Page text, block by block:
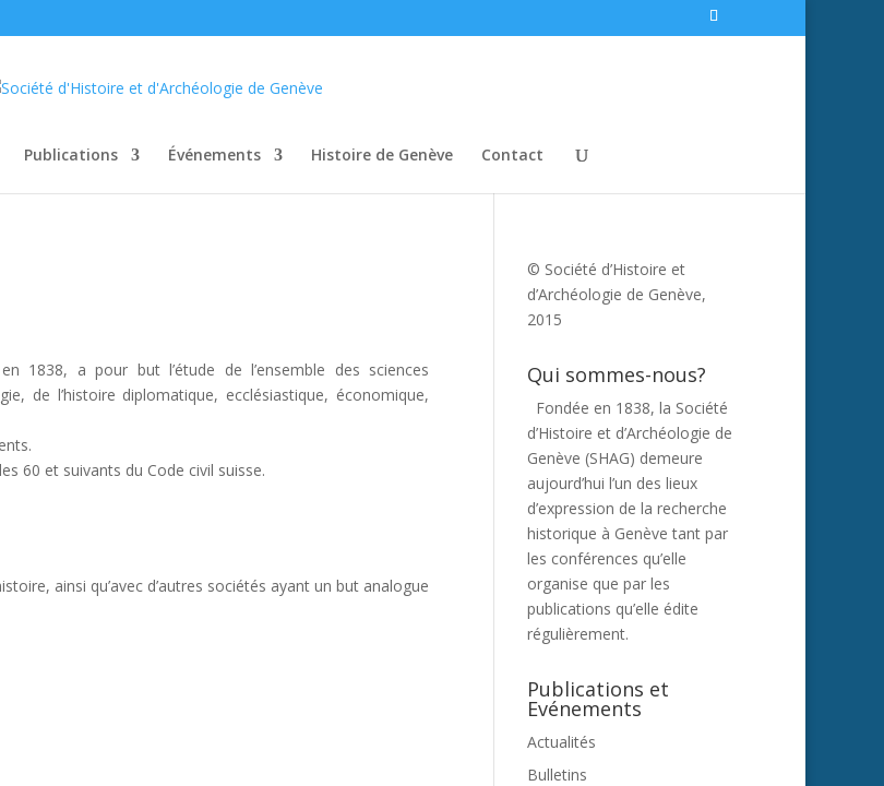
Publications Événements Histoire de Genève Contact
1838, a pour but l’étude de l’ensemble des sciences
de l’histoire diplomatique, ecclésiastique, économique,
60 et suivants du Code civil suisse.
ainsi qu’avec d’autres sociétés ayant un but analogue
© Société d’Histoire et
d’Archéologie de Genève,
2015
Qui sommes-nous?
Fondée en 1838, la Société
d’Histoire et d’Archéologie de
Genève (SHAG) demeure
aujourd’hui l’un des lieux
d’expression de la recherche
historique à Genève tant par
les conférences qu’elle
organise que par les
publications qu’elle édite
régulièrement.
Publications et
Evénements
Actualités
Bulletins